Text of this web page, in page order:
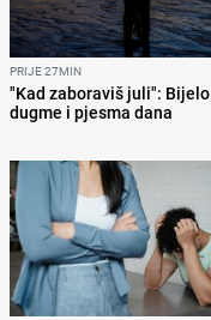
PRIJE 27MIN
"Kad zaboraviš juli": Bijelo
dugme i pjesma dana